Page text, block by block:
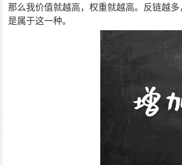
那么我价值就越高，权重就越高。反链越
是属于这一种。